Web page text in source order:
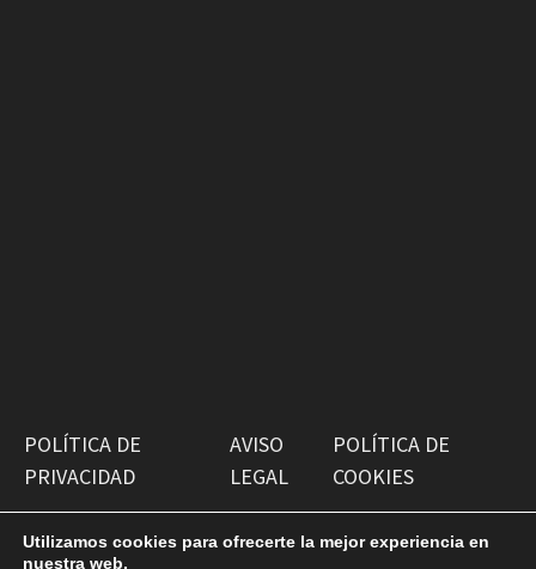
POLÍTICA DE
PRIVACIDAD
AVISO
LEGAL
POLÍTICA DE
COOKIES
Utilizamos cookies para ofrecerte la mejor experiencia en
nuestra web.